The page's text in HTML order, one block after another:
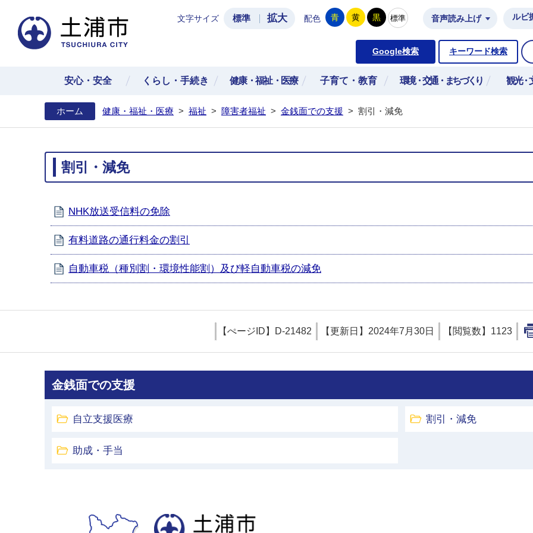
土浦市公式ホームページ
文字サイズ 標準 拡大 配色 青 黄 黒 標準 音声読み上げ ルビ
Google検索 キーワード検索
安心・安全 くらし・手続き 健康・福祉・医療 子育て・教育 環境・交通・まちづくり 観光・
ホーム 健康・福祉・医療 > 福祉 > 障害者福祉 > 金銭面での支援 > 割引・減免
割引・減免
NHK放送受信料の免除
有料道路の通行料金の割引
自動車税（種別割・環境性能割）及び軽自動車税の減免
【ぺージID】 D-21482 【更新日】 2024年7月30日 【閲覧数】 1123
金銭面での支援
自立支援医療 割引・減免
助成・手当